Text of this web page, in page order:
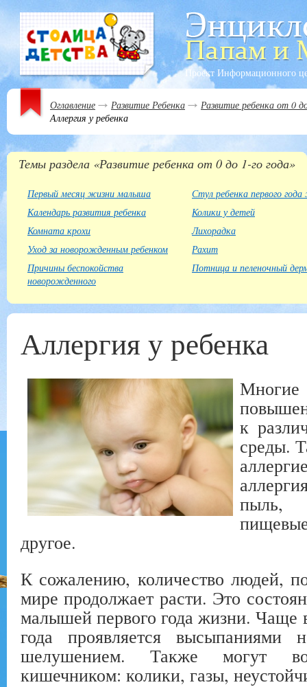
Проект Информационного
Оглавление Развитие Ребенка
Развитие ребенка от 0
Аллергия у ребенка
Темы раздела «Развитие ребенка от 0 до 1-го года»
Первый месяц жизни малыша
Календарь развития ребенка
Комната крохи
Уход за новорожденным ребенком
Причины беспокойства
новорожденного
Стул ребенка первого
Колики у детей
Лихорадка
Рахит
Потница и пеленочный
Аллергия у ребенка
к
среды.
пыль,
другое.
К сожалению, количество людей,
мире продолжает расти. Это
малышей первого года жизни. Чаще
года проявляется высыпаниями
шелушением. Также могут
кишечником: колики, газы,